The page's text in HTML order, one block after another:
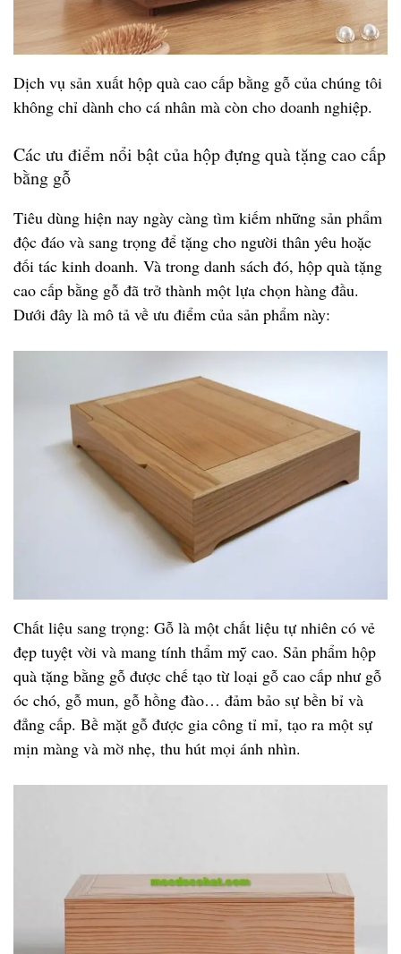
Dịch vụ sản xuất hộp quà cao cấp bằng gỗ của chúng tôi
không chỉ dành cho cá nhân mà còn cho doanh nghiệp.
Các ưu điểm nổi bật của hộp đựng quà tặng cao cấp
bằng gỗ
Tiêu dùng hiện nay ngày càng tìm kiếm những sản phẩm
độc đáo và sang trọng để tặng cho người thân yêu hoặc
đối tác kinh doanh. Và trong danh sách đó, hộp quà tặng
cao cấp bằng gỗ đã trở thành một lựa chọn hàng đầu.
Dưới đây là mô tả về ưu điểm của sản phẩm này:
Chất liệu sang trọng: Gỗ là một chất liệu tự nhiên có vẻ
đẹp tuyệt vời và mang tính thẩm mỹ cao. Sản phẩm hộp
quà tặng bằng gỗ được chế tạo từ loại gỗ cao cấp như gỗ
óc chó, gỗ mun, gỗ hồng đào… đảm bảo sự bền bỉ và
đẳng cấp. Bề mặt gỗ được gia công tỉ mỉ, tạo ra một sự
mịn màng và mờ nhẹ, thu hút mọi ánh nhìn.